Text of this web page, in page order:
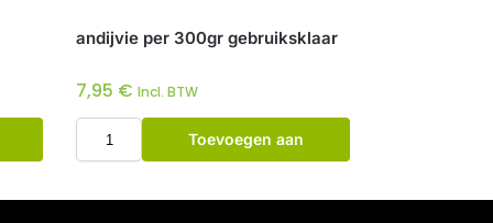
andijvie per 300gr gebruiksklaar
7,95 € Incl. BTW
Toevoegen aan